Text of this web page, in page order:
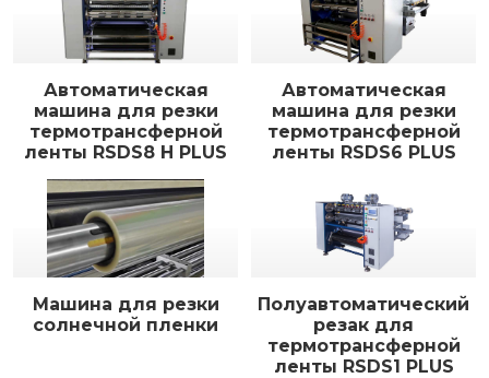
Автоматическая
машина для резки
термотрансферной
ленты RSDS8 H PLUS
Автоматическая
машина для резки
термотрансферной
ленты RSDS6 PLUS
Машина для резки
солнечной пленки
Полуавтоматический
резак для
термотрансферной
ленты RSDS1 PLUS